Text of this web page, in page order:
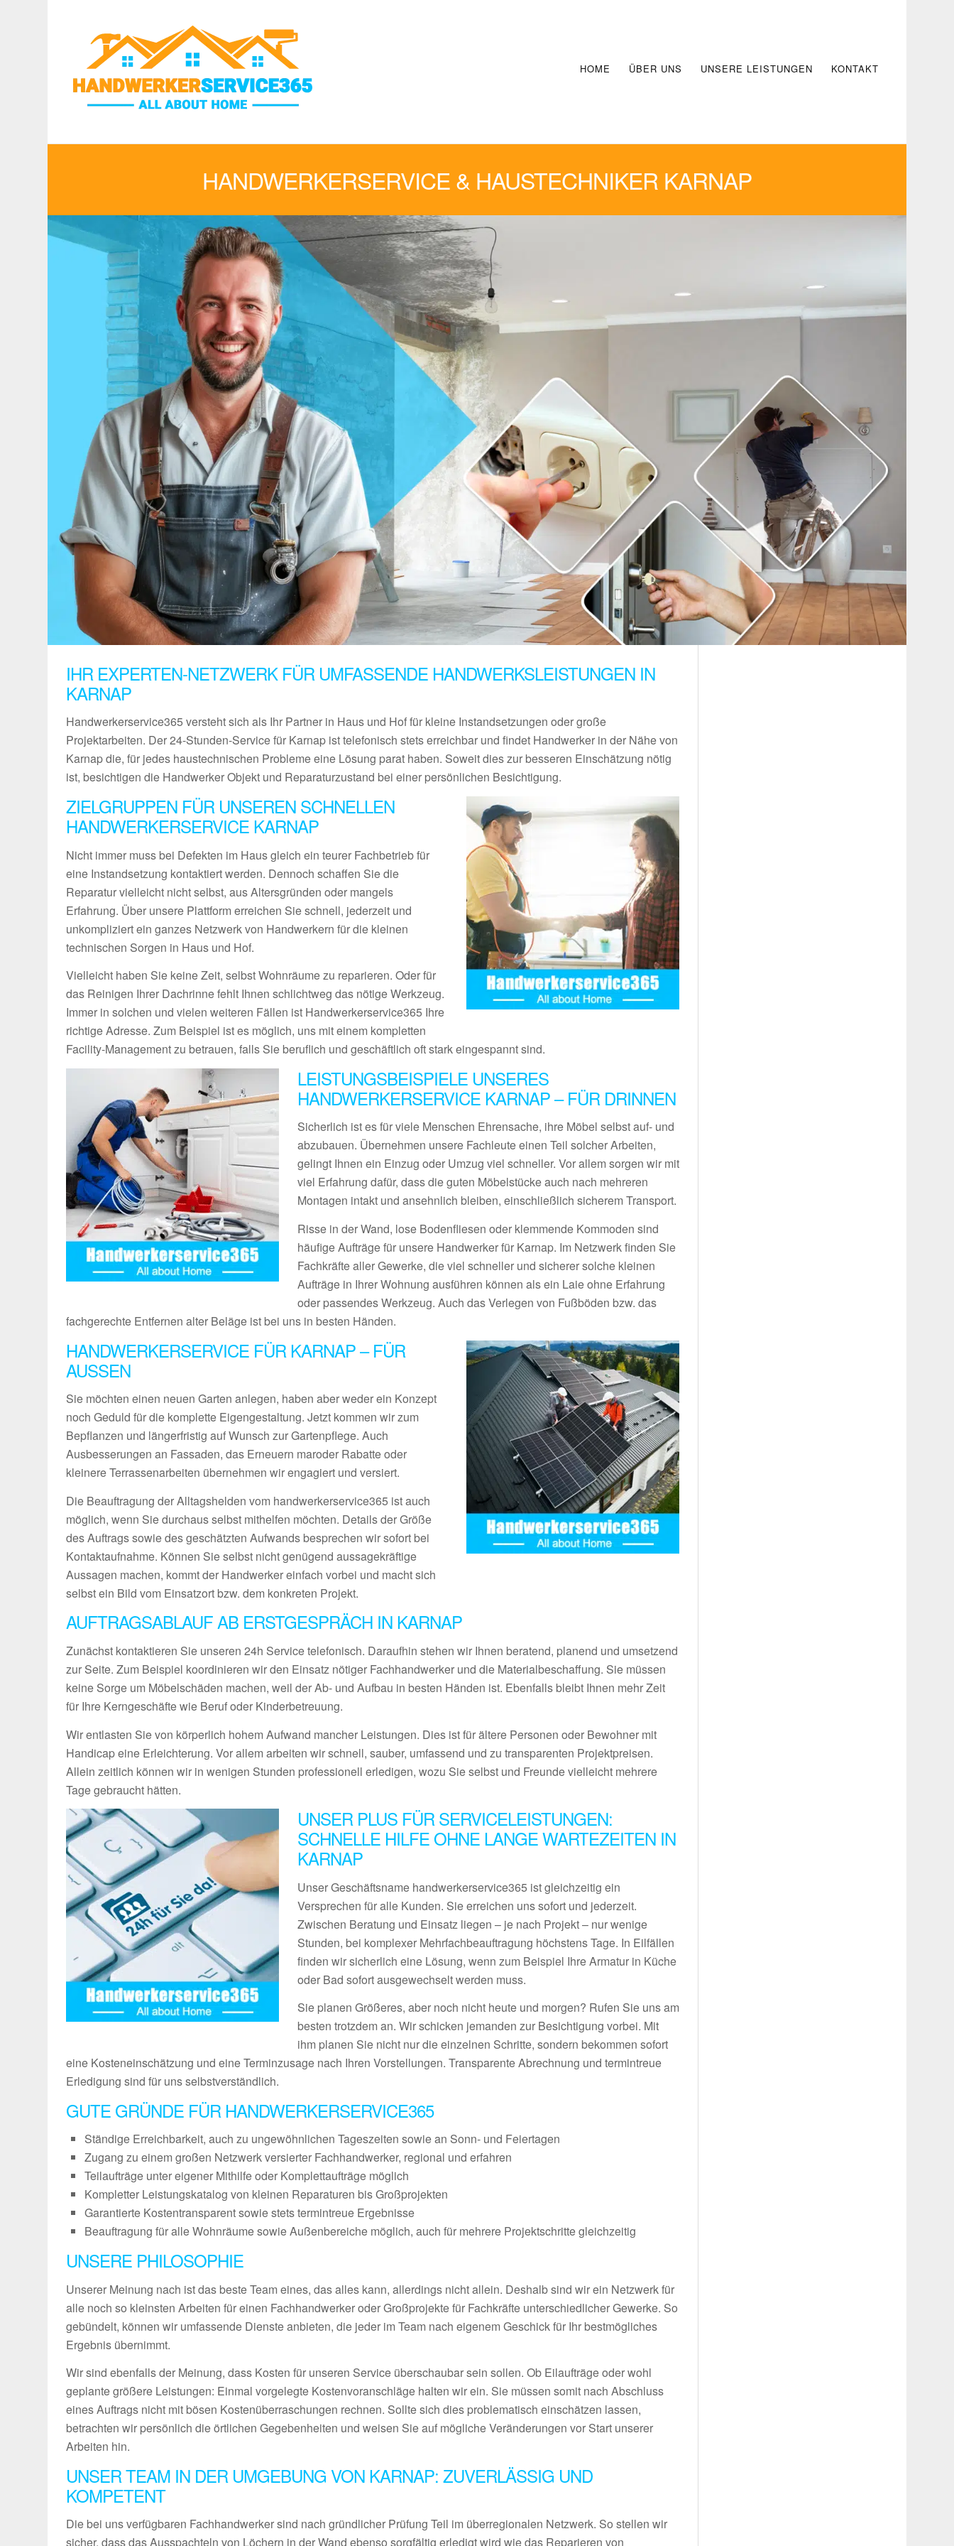
HOME ÜBER UNS UNSERE LEISTUNGEN KONTAKT
HANDWERKERSERVICE & HAUSTECHNIKER KARNAP
IHR EXPERTEN-NETZWERK FÜR UMFASSENDE HANDWERKSLEISTUNGEN IN
KARNAP
Handwerkerservice365 versteht sich als Ihr Partner in Haus und Hof für kleine Instandsetzungen oder große
Projektarbeiten. Der 24-Stunden-Service für Karnap ist telefonisch stets erreichbar und findet Handwerker in der Nähe von
Karnap die, für jedes haustechnischen Probleme eine Lösung parat haben. Soweit dies zur besseren Einschätzung nötig
ist, besichtigen die Handwerker Objekt und Reparaturzustand bei einer persönlichen Besichtigung.
ZIELGRUPPEN FÜR UNSEREN SCHNELLEN
HANDWERKERSERVICE KARNAP
Nicht immer muss bei Defekten im Haus gleich ein teurer Fachbetrieb für
eine Instandsetzung kontaktiert werden. Dennoch schaffen Sie die
Reparatur vielleicht nicht selbst, aus Altersgründen oder mangels
Erfahrung. Über unsere Plattform erreichen Sie schnell, jederzeit und
unkompliziert ein ganzes Netzwerk von Handwerkern für die kleinen
technischen Sorgen in Haus und Hof.
Vielleicht haben Sie keine Zeit, selbst Wohnräume zu reparieren. Oder für
das Reinigen Ihrer Dachrinne fehlt Ihnen schlichtweg das nötige Werkzeug.
Immer in solchen und vielen weiteren Fällen ist Handwerkerservice365 Ihre
richtige Adresse. Zum Beispiel ist es möglich, uns mit einem kompletten
Facility-Management zu betrauen, falls Sie beruflich und geschäftlich oft stark eingespannt sind.
LEISTUNGSBEISPIELE UNSERES
HANDWERKERSERVICE KARNAP – FÜR DRINNEN
Sicherlich ist es für viele Menschen Ehrensache, ihre Möbel selbst auf- und
abzubauen. Übernehmen unsere Fachleute einen Teil solcher Arbeiten,
gelingt Ihnen ein Einzug oder Umzug viel schneller. Vor allem sorgen wir mit
viel Erfahrung dafür, dass die guten Möbelstücke auch nach mehreren
Montagen intakt und ansehnlich bleiben, einschließlich sicherem Transport.
Risse in der Wand, lose Bodenfliesen oder klemmende Kommoden sind
häufige Aufträge für unsere Handwerker für Karnap. Im Netzwerk finden Sie
Fachkräfte aller Gewerke, die viel schneller und sicherer solche kleinen
Aufträge in Ihrer Wohnung ausführen können als ein Laie ohne Erfahrung
oder passendes Werkzeug. Auch das Verlegen von Fußböden bzw. das
fachgerechte Entfernen alter Beläge ist bei uns in besten Händen.
HANDWERKERSERVICE FÜR KARNAP – FÜR
AUSSEN
Sie möchten einen neuen Garten anlegen, haben aber weder ein Konzept
noch Geduld für die komplette Eigengestaltung. Jetzt kommen wir zum
Bepflanzen und längerfristig auf Wunsch zur Gartenpflege. Auch
Ausbesserungen an Fassaden, das Erneuern maroder Rabatte oder
kleinere Terrassenarbeiten übernehmen wir engagiert und versiert.
Die Beauftragung der Alltagshelden vom handwerkerservice365 ist auch
möglich, wenn Sie durchaus selbst mithelfen möchten. Details der Größe
des Auftrags sowie des geschätzten Aufwands besprechen wir sofort bei
Kontaktaufnahme. Können Sie selbst nicht genügend aussagekräftige
Aussagen machen, kommt der Handwerker einfach vorbei und macht sich
selbst ein Bild vom Einsatzort bzw. dem konkreten Projekt.
AUFTRAGSABLAUF AB ERSTGESPRÄCH IN KARNAP
Zunächst kontaktieren Sie unseren 24h Service telefonisch. Daraufhin stehen wir Ihnen beratend, planend und umsetzend
zur Seite. Zum Beispiel koordinieren wir den Einsatz nötiger Fachhandwerker und die Materialbeschaffung. Sie müssen
keine Sorge um Möbelschäden machen, weil der Ab- und Aufbau in besten Händen ist. Ebenfalls bleibt Ihnen mehr Zeit
für Ihre Kerngeschäfte wie Beruf oder Kinderbetreuung.
Wir entlasten Sie von körperlich hohem Aufwand mancher Leistungen. Dies ist für ältere Personen oder Bewohner mit
Handicap eine Erleichterung. Vor allem arbeiten wir schnell, sauber, umfassend und zu transparenten Projektpreisen.
Allein zeitlich können wir in wenigen Stunden professionell erledigen, wozu Sie selbst und Freunde vielleicht mehrere
Tage gebraucht hätten.
UNSER PLUS FÜR SERVICELEISTUNGEN:
SCHNELLE HILFE OHNE LANGE WARTEZEITEN IN
KARNAP
Unser Geschäftsname handwerkerservice365 ist gleichzeitig ein
Versprechen für alle Kunden. Sie erreichen uns sofort und jederzeit.
Zwischen Beratung und Einsatz liegen – je nach Projekt – nur wenige
Stunden, bei komplexer Mehrfachbeauftragung höchstens Tage. In Eilfällen
finden wir sicherlich eine Lösung, wenn zum Beispiel Ihre Armatur in Küche
oder Bad sofort ausgewechselt werden muss.
Sie planen Größeres, aber noch nicht heute und morgen? Rufen Sie uns am
besten trotzdem an. Wir schicken jemanden zur Besichtigung vorbei. Mit
ihm planen Sie nicht nur die einzelnen Schritte, sondern bekommen sofort
eine Kosteneinschätzung und eine Terminzusage nach Ihren Vorstellungen. Transparente Abrechnung und termintreue
Erledigung sind für uns selbstverständlich.
GUTE GRÜNDE FÜR HANDWERKERSERVICE365
Ständige Erreichbarkeit, auch zu ungewöhnlichen Tageszeiten sowie an Sonn- und Feiertagen
Zugang zu einem großen Netzwerk versierter Fachhandwerker, regional und erfahren
Teilaufträge unter eigener Mithilfe oder Komplettaufträge möglich
Kompletter Leistungskatalog von kleinen Reparaturen bis Großprojekten
Garantierte Kostentransparent sowie stets termintreue Ergebnisse
Beauftragung für alle Wohnräume sowie Außenbereiche möglich, auch für mehrere Projektschritte gleichzeitig
UNSERE PHILOSOPHIE
Unserer Meinung nach ist das beste Team eines, das alles kann, allerdings nicht allein. Deshalb sind wir ein Netzwerk für
alle noch so kleinsten Arbeiten für einen Fachhandwerker oder Großprojekte für Fachkräfte unterschiedlicher Gewerke. So
gebündelt, können wir umfassende Dienste anbieten, die jeder im Team nach eigenem Geschick für Ihr bestmögliches
Ergebnis übernimmt.
Wir sind ebenfalls der Meinung, dass Kosten für unseren Service überschaubar sein sollen. Ob Eilaufträge oder wohl
geplante größere Leistungen: Einmal vorgelegte Kostenvoranschläge halten wir ein. Sie müssen somit nach Abschluss
eines Auftrags nicht mit bösen Kostenüberraschungen rechnen. Sollte sich dies problematisch einschätzen lassen,
betrachten wir persönlich die örtlichen Gegebenheiten und weisen Sie auf mögliche Veränderungen vor Start unserer
Arbeiten hin.
UNSER TEAM IN DER UMGEBUNG VON KARNAP: ZUVERLÄSSIG UND
KOMPETENT
Die bei uns verfügbaren Fachhandwerker sind nach gründlicher Prüfung Teil im überregionalen Netzwerk. So stellen wir
sicher, dass das Ausspachteln von Löchern in der Wand ebenso sorgfältig erledigt wird wie das Reparieren von